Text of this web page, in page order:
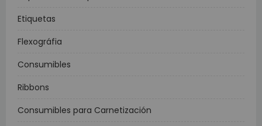
Etiquetas
Flexográfia
Consumibles
Ribbons
Consumibles para Carnetización